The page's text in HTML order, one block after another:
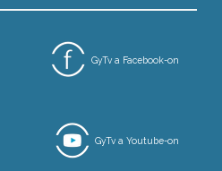
GyTv a Facebook-on
GyTv a Youtube-on